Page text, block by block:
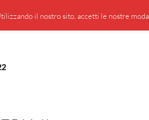
PRESENTAZIONE DI GIUSEPPE BORSOI
il nostro sito, accetti le nostre